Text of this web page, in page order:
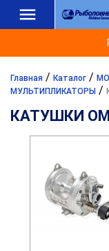
Главная / Каталог /
МУЛЬТИПЛИКАТОРЫ /
КАТУШКИ